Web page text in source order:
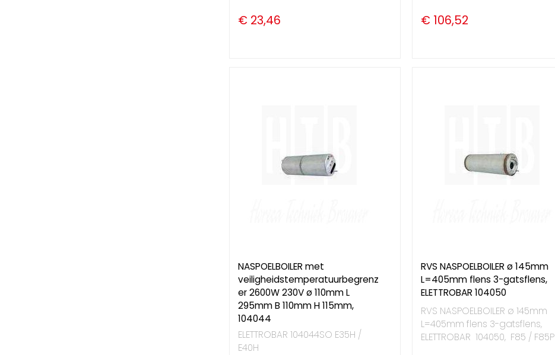
€ 23,46 € 106,52
NASPOELBOILER met
veiligheidstemperatuurbegrenz
er 2600W 230V ø 110mm L
295mm B 110mm H 115mm,
104044
ELETTROBAR 104044SO E35H /
E40H
RVS NASPOELBOILER ø 145mm
L=405mm flens 3-gatsflens,
ELETTROBAR 104050
RVS NASPOELBOILER ø 145mm
L=405mm flens 3-gatsflens,
ELETTROBAR 104050, F85 / F85P